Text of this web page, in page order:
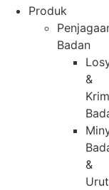
Produk
Badan
&
Krim
&
Urut